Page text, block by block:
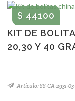
KIT DE
20,30 Y 40
$ 44100
Artículo: SS-CA-2931-